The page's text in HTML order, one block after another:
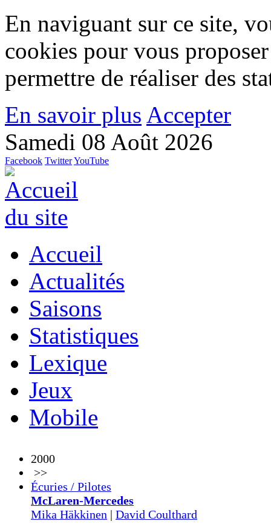
En naviguant sur ce site,
cookies pour vous
permettre de réaliser des
En savoir plus Accepter
Samedi 08 Août 2026
Facebook TwitterYouTube
Accueil
Actualités
Saisons
Statistiques
Lexique
Jeux
Mobile
2000
>>
Écuries / Pilotes
McLaren-Mercedes
Mika Häkkinen | David Coulthard